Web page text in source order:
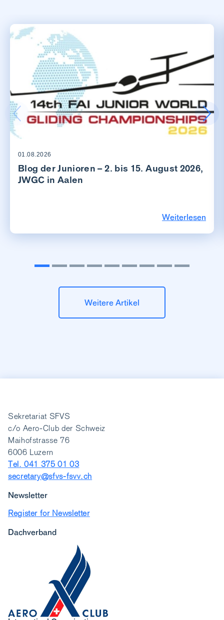
01.08.2026
Blog der Junioren – 2. bis 15. August 2026,
JWGC in Aalen
Weiterlesen
Weitere Artikel
Sekretariat SFVS
c/o Aero-Club der Schweiz
Maihofstrasse 76
6006 Luzern
Tel. 041 375 01 03
secretary@sfvs-fsvv.ch
Newsletter
Register for Newsletter
Dachverband